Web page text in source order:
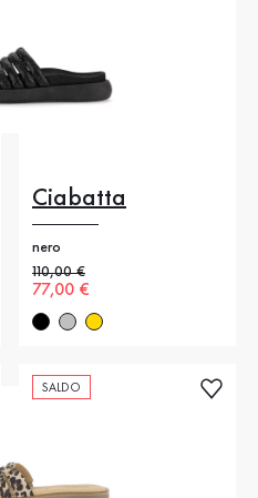
Ciabatta
nero
Prezzo precedente
110,00 €
Nuovo prezzo
77,00 €
SALDO